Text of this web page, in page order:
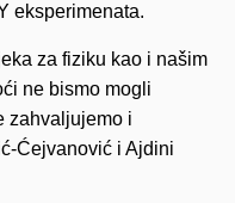
eksperimenata.
za fiziku kao i našim
ne bismo mogli
zahvaljujemo i
Ćejvanović i Ajdini